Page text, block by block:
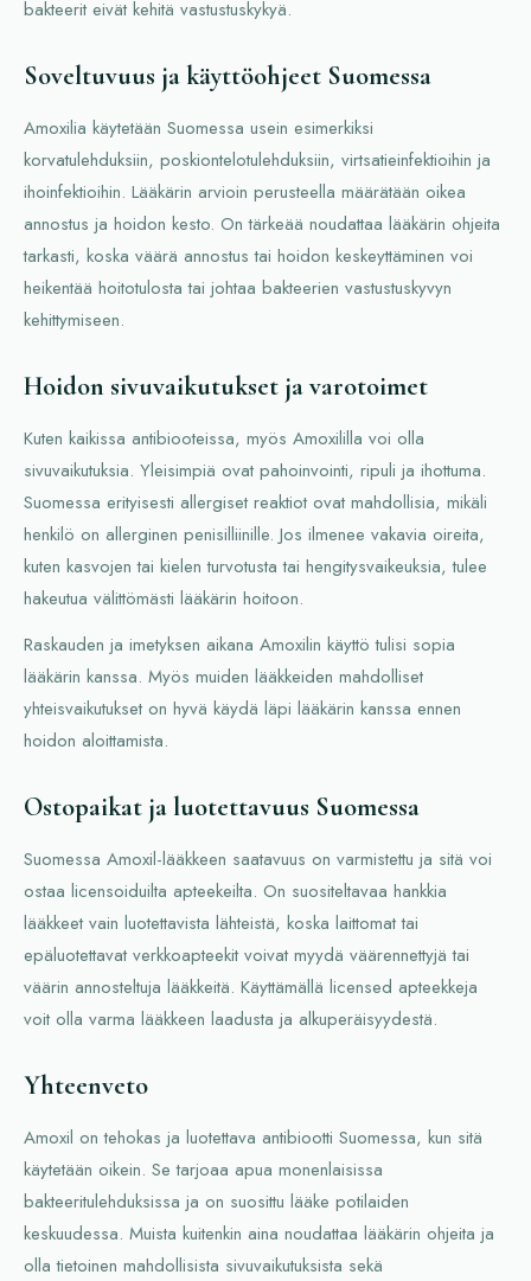
bakteerit eivät kehitä vastustuskykyä.
Soveltuvuus ja käyttöohjeet Suomessa
Amoxilia käytetään Suomessa usein esimerkiksi
korvatulehduksiin, poskiontelotulehduksiin, virtsatieinfektioihin ja
ihoinfektioihin. Lääkärin arvioin perusteella määrätään oikea
annostus ja hoidon kesto. On tärkeää noudattaa lääkärin ohjeita
tarkasti, koska väärä annostus tai hoidon keskeyttäminen voi
heikentää hoitotulosta tai johtaa bakteerien vastustuskyvyn
kehittymiseen.
Hoidon sivuvaikutukset ja varotoimet
Kuten kaikissa antibiooteissa, myös Amoxililla voi olla
sivuvaikutuksia. Yleisimpiä ovat pahoinvointi, ripuli ja ihottuma.
Suomessa erityisesti allergiset reaktiot ovat mahdollisia, mikäli
henkilö on allerginen penisilliinille. Jos ilmenee vakavia oireita,
kuten kasvojen tai kielen turvotusta tai hengitysvaikeuksia, tulee
hakeutua välittömästi lääkärin hoitoon.
Raskauden ja imetyksen aikana Amoxilin käyttö tulisi sopia
lääkärin kanssa. Myös muiden lääkkeiden mahdolliset
yhteisvaikutukset on hyvä käydä läpi lääkärin kanssa ennen
hoidon aloittamista.
Ostopaikat ja luotettavuus Suomessa
Suomessa Amoxil-lääkkeen saatavuus on varmistettu ja sitä voi
ostaa licensoiduilta apteekeilta. On suositeltavaa hankkia
lääkkeet vain luotettavista lähteistä, koska laittomat tai
epäluotettavat verkkoapteekit voivat myydä väärennettyjä tai
väärin annosteltuja lääkkeitä. Käyttämällä licensed apteekkeja
voit olla varma lääkkeen laadusta ja alkuperäisyydestä.
Yhteenveto
Amoxil on tehokas ja luotettava antibiootti Suomessa, kun sitä
käytetään oikein. Se tarjoaa apua monenlaisissa
bakteeritulehduksissa ja on suosittu lääke potilaiden
keskuudessa. Muista kuitenkin aina noudattaa lääkärin ohjeita ja
olla tietoinen mahdollisista sivuvaikutuksista sekä